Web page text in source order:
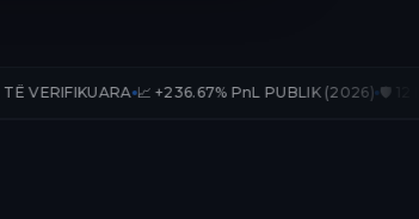
📈 +236.67% PnL PUBLIK (2026) 🛡️ 12 MUAJ AKSES